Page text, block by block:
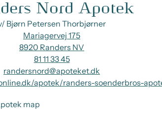
Nord Apotek
Bjørn Petersen Thorbjørner
Mariagervej 175
8920 Randers NV
81 11 33 45
randersnord@apoteket.dk
apotek/randers-soenderbros-